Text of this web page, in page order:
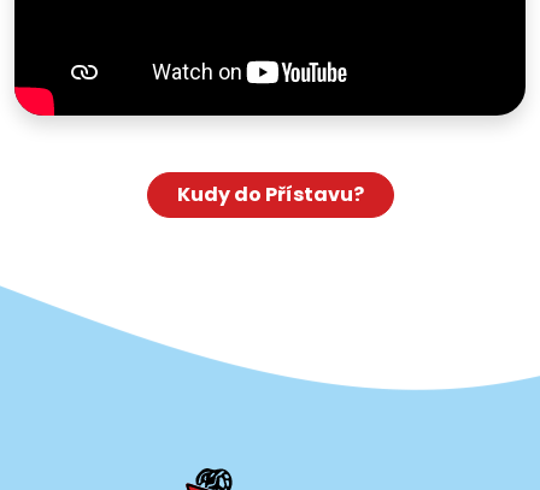
Kudy do Přístavu?